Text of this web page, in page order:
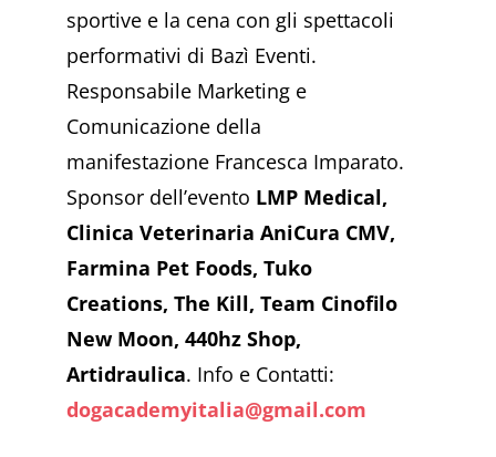
sportive e la cena con gli spettacoli
performativi di Bazì Eventi.
Responsabile Marketing e
Comunicazione della
manifestazione Francesca Imparato.
Sponsor dell’evento LMP Medical,
Clinica Veterinaria AniCura CMV,
Farmina Pet Foods, Tuko
Creations, The Kill, Team Cinofilo
New Moon, 440hz Shop,
Artidraulica. Info e Contatti:
dogacademyitalia@gmail.com